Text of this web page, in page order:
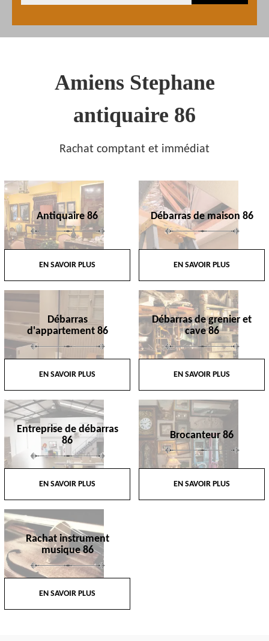
Amiens Stephane
antiquaire 86
Rachat comptant et immédiat
Antiquaire 86
EN SAVOIR PLUS
Débarras de maison 86
EN SAVOIR PLUS
Débarras
d'appartement 86
EN SAVOIR PLUS
Débarras de grenier et
cave 86
EN SAVOIR PLUS
Entreprise de débarras
86
EN SAVOIR PLUS
Brocanteur 86
EN SAVOIR PLUS
Rachat instrument
musique 86
EN SAVOIR PLUS